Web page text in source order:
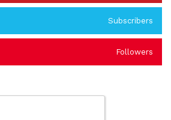
Subscribers
Followers